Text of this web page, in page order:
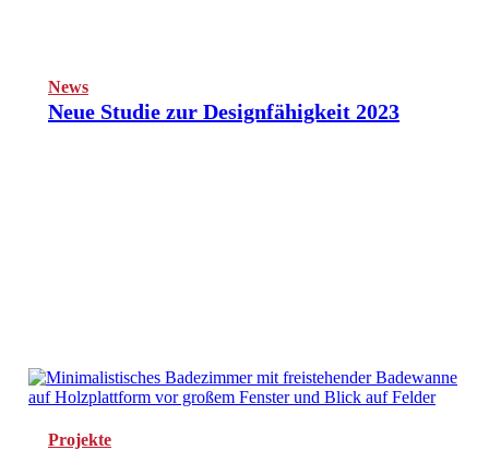
News
Neue Studie zur Designfähigkeit 2023
Projekte